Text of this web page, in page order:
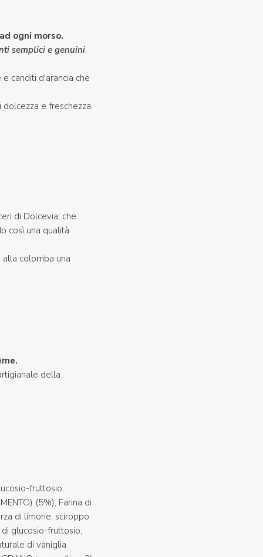
ogni morso.
semplici e genuini,
canditi d'arancia che
e freschezza.
di Dolcevia, che
così una qualità
colomba una
della
fruttosio,
(5%), Farina di
di limone, sciroppo
glucosio-fruttosio,
di vaniglia